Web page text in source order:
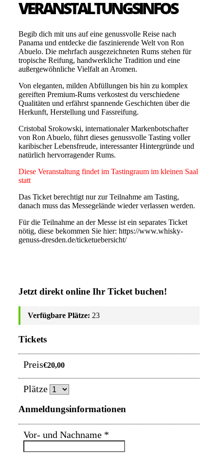
VERANSTALTUNGSINFOS
Begib dich mit uns auf eine genussvolle Reise nach
Panama und entdecke die faszinierende Welt von Ron
Abuelo. Die mehrfach ausgezeichneten Rums stehen für
tropische Reifung, handwerkliche Tradition und eine
außergewöhnliche Vielfalt an Aromen.
Von eleganten, milden Abfüllungen bis hin zu komplex
gereiften Premium-Rums verkostest du verschiedene
Qualitäten und erfährst spannende Geschichten über die
Herkunft, Herstellung und Fassreifung.
Cristobal Srokowski, internationaler Markenbotschafter
von Ron Abuelo, führt dieses genussvolle Tasting voller
karibischer Lebensfreude, interessanter Hintergründe und
natürlich hervorragender Rums.
Diese Veranstaltung findet im Tastingraum im kleinen Saal
statt
Das Ticket berechtigt nur zur Teilnahme am Tasting,
danach muss das Messegelände wieder verlassen werden.
Für die Teilnahme an der Messe ist ein separates Ticket
nötig, diese bekommen Sie hier: https://www.whisky-
genuss-dresden.de/ticketuebersicht/
Jetzt direkt online Ihr Ticket buchen!
Verfügbare Plätze: 23
Tickets
Preis€20,00
Plätze
Anmeldungsinformationen
Vor- und Nachname *